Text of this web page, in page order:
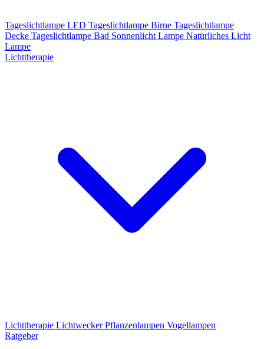
Tageslichtlampe LED Tageslichtlampe Birne Tageslichtlampe
Decke Tageslichtlampe Bad Sonnenlicht Lampe Natürliches Licht
Lampe
Lichttherapie
Lichttherapie LichtweckerPflanzenlampen Vogellampen
Ratgeber